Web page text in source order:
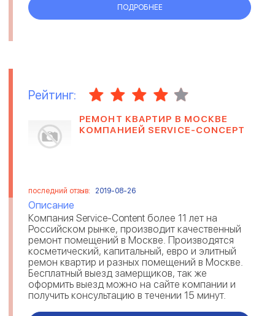
ПОДРОБНЕЕ
Рейтинг:
РЕМОНТ КВАРТИР В МОСКВЕ
КОМПАНИЕЙ SERVICE-CONCEPT
последний отзыв: 2019-08-26
Описание
Компания Service-Content более 11 лет на
Российском рынке, производит качественный
ремонт помещений в Москве. Производятся
косметический, капитальный, евро и элитный
ремон квартир и разных помещений в Москве.
Бесплатный выезд замерщиков, так же
оформить выезд можно на сайте компании и
получить консультацию в течении 15 минут.